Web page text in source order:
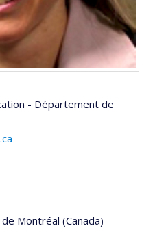
- Département de
Montréal (Canada)